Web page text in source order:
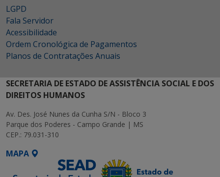
LGPD
Fala Servidor
Acessibilidade
Ordem Cronológica de Pagamentos
Planos de Contratações Anuais
SECRETARIA DE ESTADO DE ASSISTÊNCIA SOCIAL E DOS
DIREITOS HUMANOS
Av. Des. José Nunes da Cunha S/N - Bloco 3
Parque dos Poderes - Campo Grande | MS
CEP.: 79.031-310
MAPA